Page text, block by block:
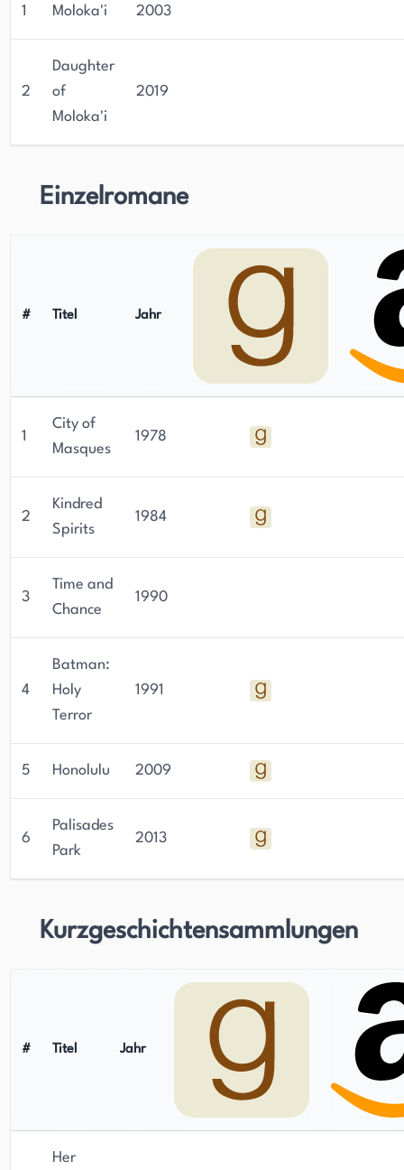
1 Moloka'i 2003
2
Daughter
of
Moloka'i
2019
Einzelromane
# Titel Jahr
1
City of
Masques
1978
2
Kindred
Spirits
1984
3
Time and
Chance
1990
4
Batman:
Holy
Terror
1991
5 Honolulu 2009
6
Palisades
Park
2013
Kurzgeschichtensammlungen
# Titel Jahr
Her